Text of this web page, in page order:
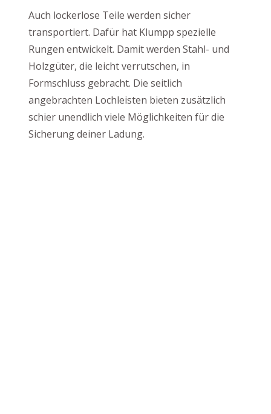
Auch lockerlose Teile werden sicher
transportiert. Dafür hat Klumpp spezielle
Rungen entwickelt. Damit werden Stahl- und
Holzgüter, die leicht verrutschen, in
Formschluss gebracht. Die seitlich
angebrachten Lochleisten bieten zusätzlich
schier unendlich viele Möglichkeiten für die
Sicherung deiner Ladung.